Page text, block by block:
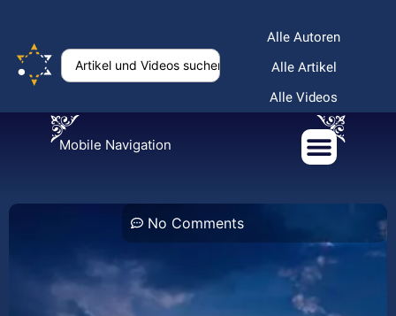
Alle Autoren
Alle Artikel
Alle Videos
Mobile Navigation
No Comments